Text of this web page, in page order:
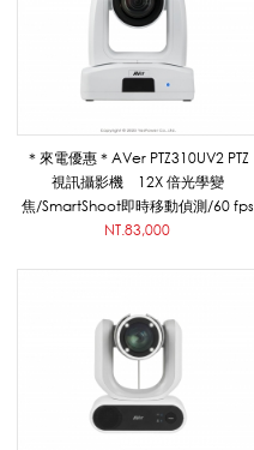
V
e
＊來電優惠＊AVer PTZ310UV2 PTZ
視訊攝影機 12X 倍光學變
焦/SmartShoot即時移動偵測/60 fps
NT.83,000